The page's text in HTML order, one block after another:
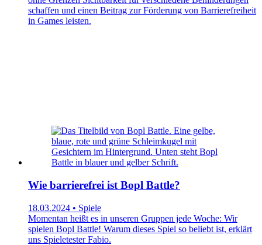
schaffen und einen Beitrag zur Förderung von Barrierefreiheit
in Games leisten.
Wie barrierefrei ist Bopl Battle?
18.03.2024 • Spiele
Momentan heißt es in unseren Gruppen jede Woche: Wir
spielen Bopl Battle! Warum dieses Spiel so beliebt ist, erklärt
uns Spieletester Fabio.